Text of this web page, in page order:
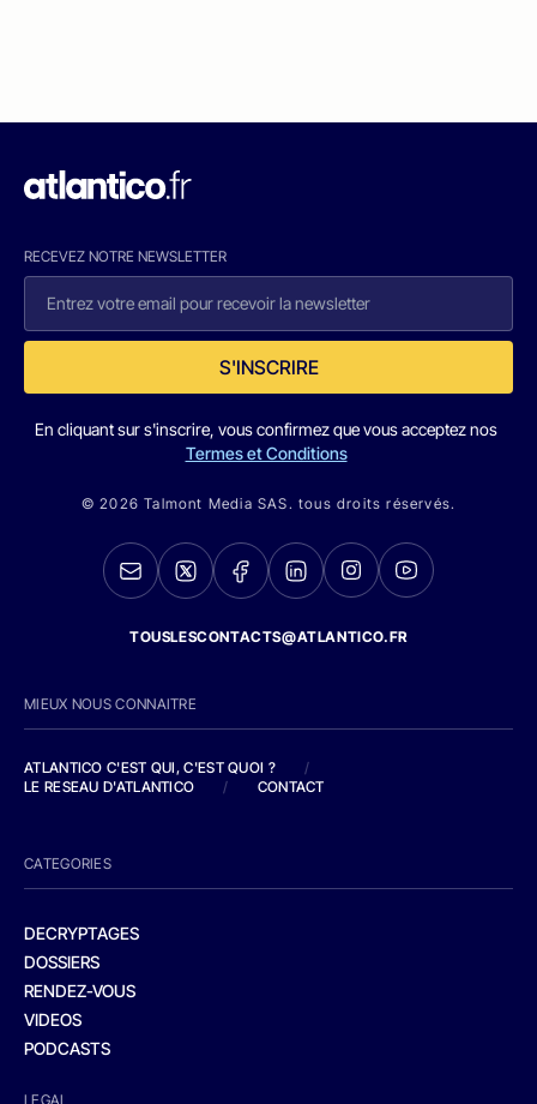
RECEVEZ NOTRE NEWSLETTER
S'INSCRIRE
En cliquant sur s'inscrire, vous confirmez que vous acceptez nos
Termes et Conditions
© 2026 Talmont Media SAS. tous droits réservés.
TOUSLESCONTACTS@ATLANTICO.FR
MIEUX NOUS CONNAITRE
ATLANTICO C'EST QUI, C'EST QUOI ?
/
LE RESEAU D'ATLANTICO
/ CONTACT
CATEGORIES
DECRYPTAGES
DOSSIERS
RENDEZ-VOUS
VIDEOS
PODCASTS
LEGAL